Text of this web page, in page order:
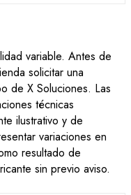
variable. Antes de
solicitar una
de X Soluciones. Las
técnicas
ilustrativo y de
variaciones en
resultado de
sin previo aviso.